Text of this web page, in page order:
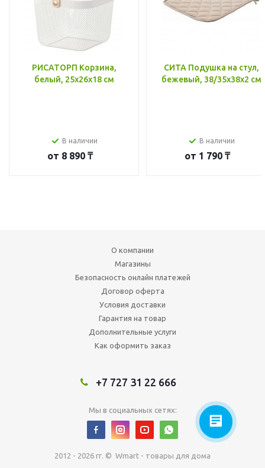
РИСАТОРП Корзина,
белый, 25x26x18 см
В наличии
от 8 890 ₸
СИТА Подушка на стул,
бежевый, 38/35x38x2 см
В наличии
от 1 790 ₸
О компании
Магазины
Безопасность онлайн платежей
Договор оферта
Условия доставки
Гарантия на товар
Дополнительные услуги
Как оформить заказ
+7 727 31 22 666
Мы в социальных сетях:
2012 - 2026 гг. © Wmart - товары для дома